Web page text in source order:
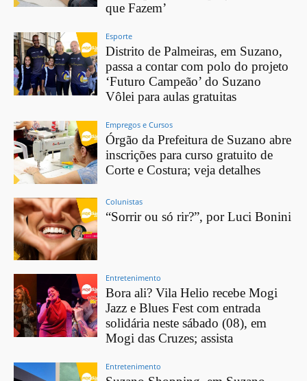
que Fazem’
Esporte
Distrito de Palmeiras, em Suzano,
passa a contar com polo do projeto
‘Futuro Campeão’ do Suzano
Vôlei para aulas gratuitas
Empregos e Cursos
Órgão da Prefeitura de Suzano abre
inscrições para curso gratuito de
Corte e Costura; veja detalhes
Colunistas
“Sorrir ou só rir?”, por Luci Bonini
Entretenimento
Bora ali? Vila Helio recebe Mogi
Jazz e Blues Fest com entrada
solidária neste sábado (08), em
Mogi das Cruzes; assista
Entretenimento